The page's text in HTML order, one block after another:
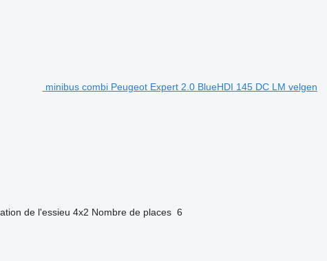
minibus combi Peugeot Expert 2.0 BlueHDI 145 DC LM velgen
de l'essieu 4x2 Nombre de places 6